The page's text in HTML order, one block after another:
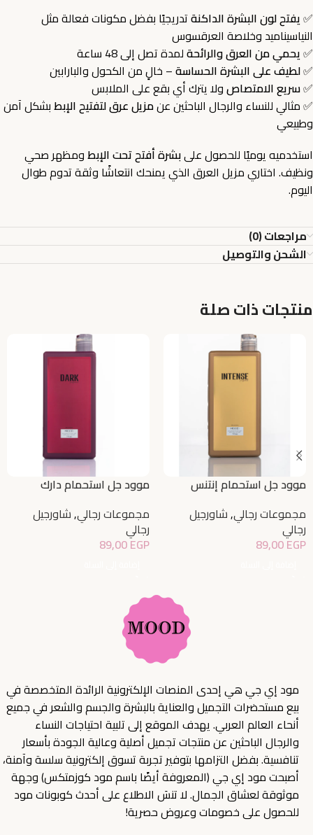
✅يفتح لون البشرة الداكنةتدريجيًا بفضل مكونات فعالة مثل
النياسيناميد وخلاصة العرقسوس
✅يحمي من العرق والرائحةلمدة تصل إلى 48 ساعة
✅لطيف على البشرة الحساسة– خالٍ من الكحول والبارابين
✅سريع الامتصاصولا يترك أي بقع على الملابس
✅ مثالي للنساء والرجال الباحثين عنمزيل عرق لتفتيح الإبطبشكل آمن
وطبيعي
استخدميه يوميًا للحصول علىبشرة أفتح تحت الإبطومظهر صحي
ونظيف. اختاري مزيل العرق الذي يمنحك انتعاشًا وثقة تدوم طوال
اليوم.
مراجعات (0)
الشحن والتوصيل
منتجات ذات صلة
موود جل استحمام إنتنس
مجموعات رجالي,شاورجيل
رجالي
89,00EGP
موود جل استحمام دارك
مجموعات رجالي,شاورجيل
رجالي
89,00EGP
مود إي جي هي إحدى المنصات الإلكترونية الرائدة المتخصصة في
بيع مستحضرات التجميل والعناية بالبشرة والجسم والشعر في جميع
أنحاء العالم العربي. يهدف الموقع إلى تلبية احتياجات النساء
والرجال الباحثين عن منتجات تجميل أصلية وعالية الجودة بأسعار
تنافسية. بفضل التزامها بتوفير تجربة تسوق إلكترونية سلسة وآمنة،
أصبحت مود إي جي (المعروفة أيضًا باسم مود كوزمتكس) وجهة
موثوقة لعشاق الجمال. لا تنسَ الاطلاع على أحدث كوبونات مود
للحصول على خصومات وعروض حصرية!